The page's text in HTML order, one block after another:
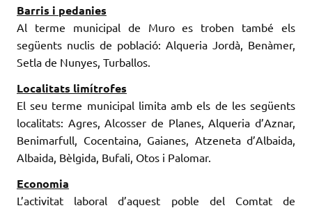
Barris i pedanies
Al terme municipal de Muro es troben també els
següents nuclis de població: Alqueria Jordà, Benàmer,
Setla de Nunyes, Turballos.
Localitats limítrofes
El seu terme municipal limita amb els de les següents
localitats: Agres, Alcosser de Planes, Alqueria d’Aznar,
Benimarfull, Cocentaina, Gaianes, Atzeneta d’Albaida,
Albaida, Bèlgida, Bufali, Otos i Palomar.
Economia
L’activitat laboral d’aquest poble del Comtat de